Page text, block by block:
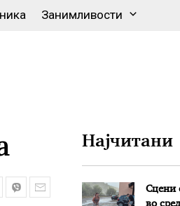
Занимливости
Најчитани
Сцени
во